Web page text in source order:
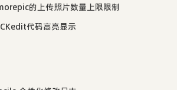
的上传照片数量上限限制
代码高亮显示